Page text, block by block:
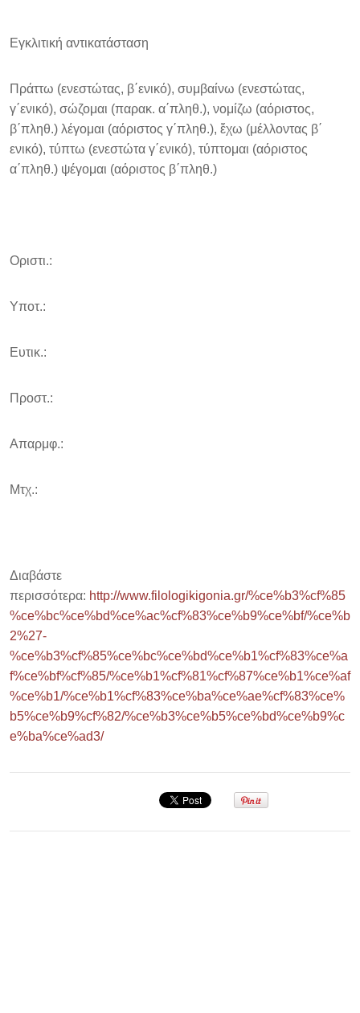
Εγκλιτική αντικατάσταση
Πράττω (ενεστώτας, β΄ενικό), συμβαίνω (ενεστώτας,
γ΄ενικό), σώζομαι (παρακ. α΄πληθ.), νομίζω (αόριστος,
β΄πληθ.) λέγομαι (αόριστος γ΄πληθ.), ἔχω (μέλλοντας β΄
ενικό), τύπτω (ενεστώτα γ΄ενικό), τύπτομαι (αόριστος
α΄πληθ.) ψέγομαι (αόριστος β΄πληθ.)
Οριστι.:
Υποτ.:
Ευτικ.:
Προστ.:
Απαρμφ.:
Μτχ.:
Διαβάστε
περισσότερα: http://www.filologikigonia.gr/%ce%b3%cf%85
%ce%bc%ce%bd%ce%ac%cf%83%ce%b9%ce%bf/%ce%b
2%27-
%ce%b3%cf%85%ce%bc%ce%bd%ce%b1%cf%83%ce%a
f%ce%bf%cf%85/%ce%b1%cf%81%cf%87%ce%b1%ce%af
%ce%b1/%ce%b1%cf%83%ce%ba%ce%ae%cf%83%ce%
b5%ce%b9%cf%82/%ce%b3%ce%b5%ce%bd%ce%b9%c
e%ba%ce%ad3/